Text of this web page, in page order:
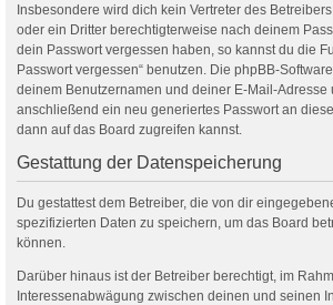
Insbesondere wird dich kein Vertreter des
oder ein Dritter berechtigterweise nach deinem
dein Passwort vergessen haben, so kannst du die
Passwort vergessen“ benutzen. Die phpBB-
deinem Benutzernamen und deiner E-Mail-Adresse
anschließend ein neu generiertes Passwort an
dann auf das Board zugreifen kannst.
Gestattung der Datenspeicherung
Du gestattest dem Betreiber, die von dir
spezifizierten Daten zu speichern, um das Board
können.
Darüber hinaus ist der Betreiber berechtigt, im
Interessenabwägung zwischen deinen und seinen